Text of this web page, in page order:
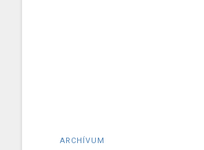
ARCHÍVUM